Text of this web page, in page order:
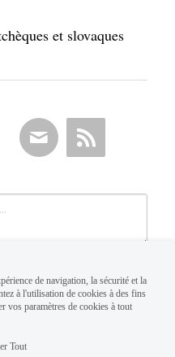
et slovaques
de navigation, la sécurité et la
à l'utilisation de cookies à des fins
vos paramètres de cookies à tout
Tout